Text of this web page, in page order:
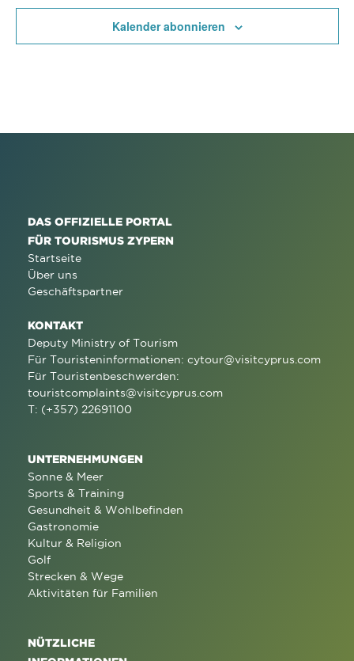
Kalender abonnieren
DAS OFFIZIELLE PORTAL
FÜR TOURISMUS ZYPERN
Startseite
Über uns
Geschäftspartner
KONTAKT
Deputy Ministry of Tourism
Für Touristeninformationen: cytour@visitcyprus.com
Für Touristenbeschwerden:
touristcomplaints@visitcyprus.com
T: (+357) 22691100
UNTERNEHMUNGEN
Sonne & Meer
Sports & Training
Gesundheit & Wohlbefinden
Gastronomie
Kultur & Religion
Golf
Strecken & Wege
Aktivitäten für Familien
NÜTZLICHE